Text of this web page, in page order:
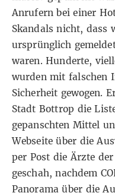
Anrufern bei einer
Skandals nicht, dass
ursprünglich
waren. Hunderte,
wurden mit falschen
Sicherheit gewogen.
Stadt Bottrop die
gepanschten Mittel
Webseite über die
per Post die Ärzte
geschah, nachdem
Panorama über die